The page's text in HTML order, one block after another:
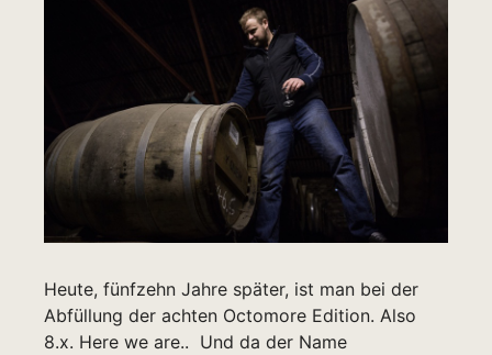
Heute, fünfzehn Jahre später, ist man bei der
Abfüllung der achten Octomore Edition. Also
8.x. Here we are.. Und da der Name